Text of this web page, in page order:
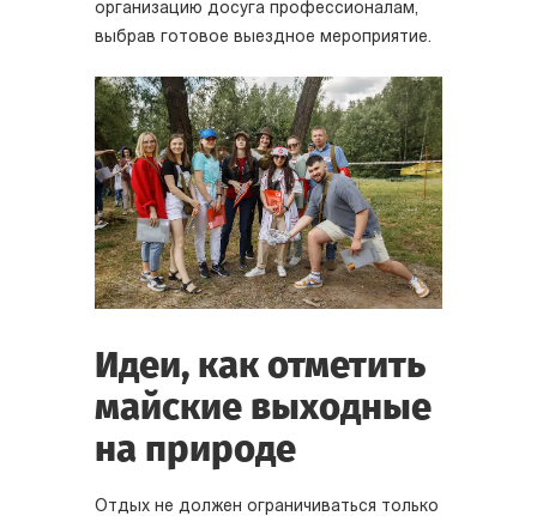
организацию досуга профессионалам,
выбрав готовое выездное мероприятие.
Идеи, как отметить
майские выходные
на природе
Отдых не должен ограничиваться только